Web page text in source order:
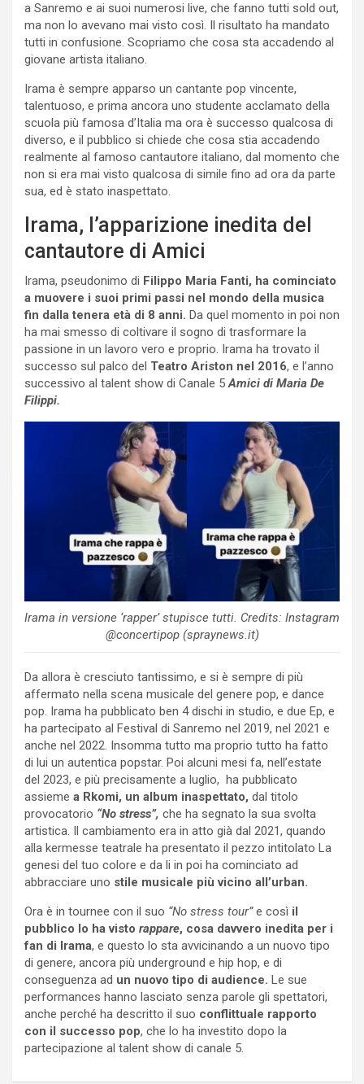
a Sanremo e ai suoi numerosi live, che fanno tutti sold out,
ma non lo avevano mai visto così. Il risultato ha mandato
tutti in confusione. Scopriamo che cosa sta accadendo al
giovane artista italiano.
Irama è sempre apparso un cantante pop vincente,
talentuoso, e prima ancora uno studente acclamato della
scuola più famosa d’Italia ma ora è successo qualcosa di
diverso, e il pubblico si chiede che cosa stia accadendo
realmente al famoso cantautore italiano, dal momento che
non si era mai visto qualcosa di simile fino ad ora da parte
sua, ed è stato inaspettato.
Irama, l’apparizione inedita del
cantautore di Amici
Irama, pseudonimo di Filippo Maria Fanti, ha cominciato
a muovere i suoi primi passi nel mondo della musica
fin dalla tenera età di 8 anni. Da quel momento in poi non
ha mai smesso di coltivare il sogno di trasformare la
passione in un lavoro vero e proprio. Irama ha trovato il
successo sul palco del Teatro Ariston nel 2016, e l’anno
successivo al talent show di Canale 5Amici di Maria De
Filippi.
Irama in versione ‘rapper’ stupisce tutti. Credits: Instagram
@concertipop (spraynews.it)
Da allora è cresciuto tantissimo, e si è sempre di più
affermato nella scena musicale del genere pop, e dance
pop. Irama ha pubblicato ben 4 dischi in studio, e due Ep, e
ha partecipato al Festival di Sanremo nel 2019, nel 2021 e
anche nel 2022. Insomma tutto ma proprio tutto ha fatto
di lui un autentica popstar. Poi alcuni mesi fa, nell’estate
del 2023, e più precisamente a luglio, ha pubblicato
assieme a Rkomi, un album inaspettato, dal titolo
provocatorio “No stress”, che ha segnato la sua svolta
artistica. Il cambiamento era in atto già dal 2021, quando
alla kermesse teatrale ha presentato il pezzo intitolato La
genesi del tuo colore e da li in poi ha cominciato ad
abbracciare uno stile musicale più vicino all’urban.
Ora è in tournee con il suo “No stress tour”e così il
pubblico lo ha visto rappare, cosa davvero inedita per i
fan di Irama, e questo lo sta avvicinando a un nuovo tipo
di genere, ancora più underground e hip hop, e di
conseguenza ad un nuovo tipo di audience. Le sue
performances hanno lasciato senza parole gli spettatori,
anche perché ha descritto il suo conflittuale rapporto
con il successo pop, che lo ha investito dopo la
partecipazione al talent show di canale 5.